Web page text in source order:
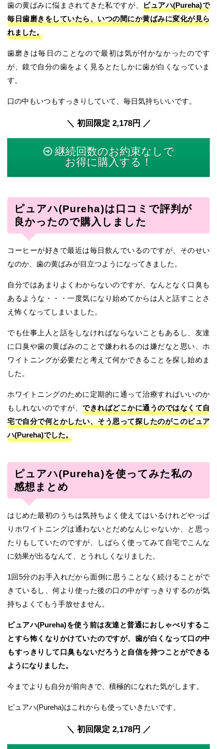
歯の黄ばみに悩まされてきた私ですが、ピュアハ(Pureha)で
毎日歯磨きをしていたら、いつの間にか黄ばみに変化が見ら
れました。
歯磨きは毎日のことなので最初は気が付かなかったのです
が、鏡で自分の歯をよく見るとたしかに歯が白くなっていま
す。
口の中もいつもすっきりしていて、毎日気持ちいいです。
＼ 初回限定 2,178円 ／
継続回数のお約束なしで
お得に購入する！
ピュアハ(Pureha)は口コミで評判が
良かったので購入しました
コーヒーが好きで最近は毎日飲んでいるのですが、そのせい
なのか、歯の黄ばみが目立つようになってきました。
自分ではあまりよくわからないのですが、なんとなく口臭も
あるような・・・一度気になり始めてからは人と話すことさ
え怖くなってしまいました。
でも仕事上人と話をしなければならないこともあるし、友達
に口臭や歯の黄ばみのことで嫌われるのは嫌だなと思い、ホ
ワイトニングが必要だと考えて何かできることを探し始めま
した。
ホワイトニングのために定期的に通って治療すればいいのか
もしれないのですが、 できればどこかに通うのではなくて自
宅で自分で何とかしたい、そう思って探したのがこのピュア
ハ(Pureha)でした。
ピュアハ(Pureha)を使ってみた私の
感想まとめ
はじめた最初のうちは気持ちよく使えてはいるけれどやっぱ
りホワイトニングは通わないとだめなんじゃないか、と思っ
たりもしていたのですが、しばらく使ってみて自宅でこんな
に効果が出るなんて、とうれしくなりました。
1回5分のお手入れだから面倒に思うことなく続けることがで
きているし、何より使った後の口の中がすっきりするのが気
持ちよくてもう手放せません。
ピュアハ(Pureha)を使う前は友達と普通におしゃべりするこ
とすら怖くなりかけていたのですが、歯が白くなって口の中
もすっきりして口臭もないだろうと自信を持つことができる
ようになりました。
今までよりも自分が前向きで、積極的になれた気がします。
ピュアハ(Pureha)はこれからも使っていきたいです。
＼ 初回限定 2,178円 ／